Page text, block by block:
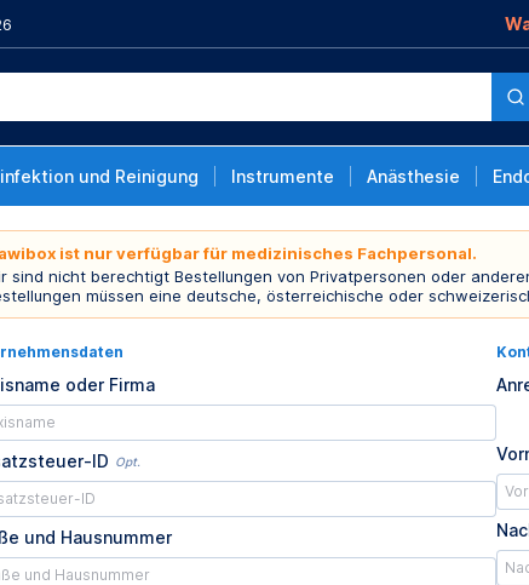
und Reinigung Instrumente Anästhesie
ist nur verfügbar für medizinisches Fachpersonal.
sind nicht berechtigt Bestellungen von Privatpersonen oder
müssen eine deutsche, österreichische oder
oder Firma
ID Opt.
und Hausnummer